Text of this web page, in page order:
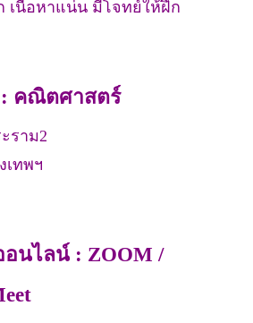
เนื้อหาแน่น มีโจทย์ให้ฝึก
คณิตศาสตร์
ราม2
เทพฯ
นไลน์ : ZOOM /